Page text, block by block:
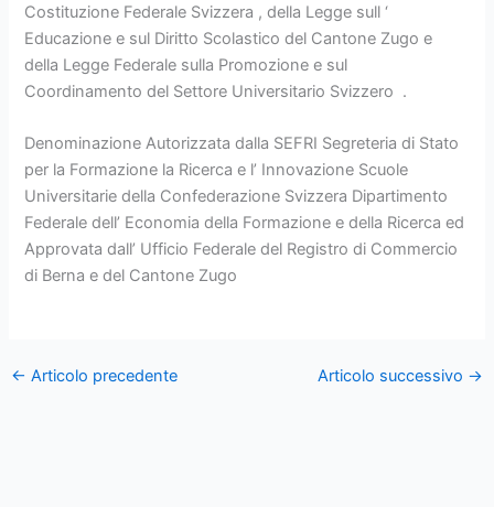
Costituzione Federale Svizzera , della Legge sull ‘
Educazione e sul Diritto Scolastico del Cantone Zugo e
della Legge Federale sulla Promozione e sul
Coordinamento del Settore Universitario Svizzero .
Denominazione Autorizzata dalla SEFRI Segreteria di Stato
per la Formazione la Ricerca e l’ Innovazione Scuole
Universitarie della Confederazione Svizzera Dipartimento
Federale dell’ Economia della Formazione e della Ricerca ed
Approvata dall’ Ufficio Federale del Registro di Commercio
di Berna e del Cantone Zugo
← Articolo precedente Articolo successivo →